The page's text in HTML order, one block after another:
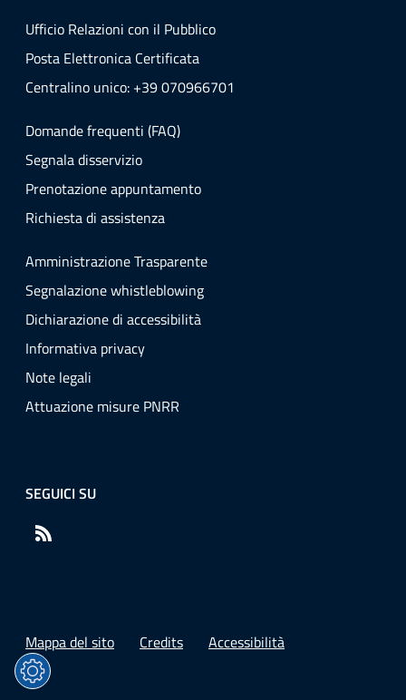
Ufficio Relazioni con il Pubblico
Posta Elettronica Certificata
Centralino unico: +39 070966701
Domande frequenti (FAQ)
Segnala disservizio
Prenotazione appuntamento
Richiesta di assistenza
Amministrazione Trasparente
Segnalazione whistleblowing
Dichiarazione di accessibilità
Informativa privacy
Note legali
Attuazione misure PNRR
SEGUICI SU
Mappa del sito Credits Accessibilità